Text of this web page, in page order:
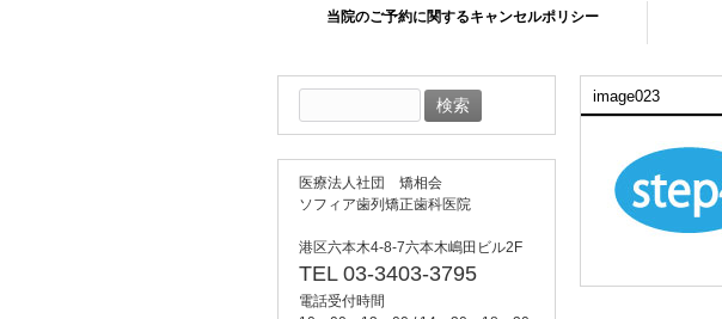
当院のご予約に関するキャンセルポリシー
image023
索:
医療法人社団 矯相会
ソフィア歯列矯正歯科医院
港区六本木4-8-7六本木嶋田ビル2F
TEL 03-3403-3795
電話受付時間